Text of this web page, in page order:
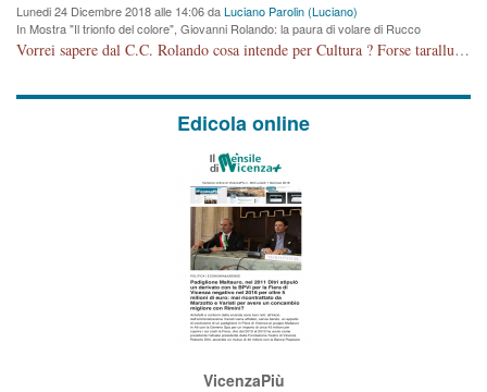
Lunedi 24 Dicembre 2018 alle 14:06 daLuciano Parolin (Luciano)
In Mostra "Il trionfo del colore", Giovanni Rolando: la paura di volare di Rucco
Vorrei sapere dal C.C. Rolando cosa intende per Cultura ? Forse tarallucci, vino e sagre, o spaghetti tricolori del PD ? Il continuo (s)parlare della mostra a Palazzo Chiericati caro consigliere DANNEGGIA FORTEMENTE l'immagine della città TUTTA e fa deviare i consensi che in RUSSIA (badi bene ex U.R.S.S.) sono ECCELLENTI. A livello artistico l'evento è di alta Valenza culturale, COMPITO di Tutta la Cittadinanza fare il possibile per propagandare l'iniziativa senza farne UN CASO PARTITICO come fa Lei da sempre. Meno Gazebo + Partecipazione! E così sia. Amen.
Edicola online
VicenzaPiù